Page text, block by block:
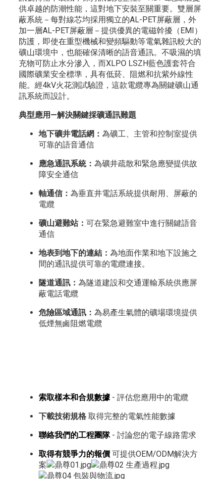
供卓越的防潮性能，這對地下安裝至關重要。雙層屏
蔽系統－每對線芯均採用獨立的AL-PET屏蔽層，外
加一層AL-PET屏蔽層－提供優異的電磁幹擾（EMI）
防護，即使在重型機械和變頻驅動等電氣雜訊較大的
礦山環境中，也能確保清晰的語音通訊。不吸濕的填
充物可防止水分滲入，而XLPO LSZH藍色護套符合
國際礦業安全標準，具有低菸、阻燃和抗紫外線性
能。經4kV火花測試驗證，這款電纜專為關鍵礦山通
訊系統而設計。
典型應用—解決關鍵採礦通訊難題
地下礦井電話網： 為礦工、主管和控制室提供
可靠的語音通信
應急通訊系統： 為礦井疏散和緊急應變提供故
障安全通信
軸通信： 為垂直井電話系統提供耐用、屏蔽的
電纜
礦山避難站： 可在緊急避難室中進行關鍵語音
通信
地表到地下的連結： 為地面作業和地下設施之
間的通訊提供可靠的電纜連接。
隧道通訊： 為隧道建設和交通運輸系統供應屏
蔽電話電纜
危險區域通訊： 為易產生氣體的礦場環境提供
低煙無鹵阻燃電纜
索取樣本和合規數據- 評估您應用中的電纜
下載技術規格取得完整的電氣性能數據
聯絡我們的工程團隊- 討論您的電子線路需求
取得有競爭力的報價可提供OEM/ODM解決方
案